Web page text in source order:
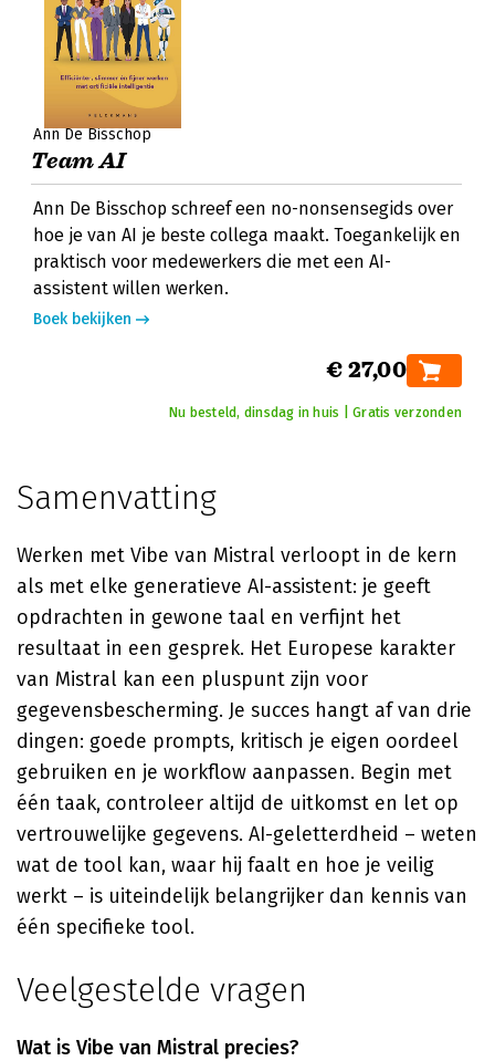
Ann De Bisschop
Team AI
Ann De Bisschop schreef een no-nonsensegids over
hoe je van AI je beste collega maakt. Toegankelijk en
praktisch voor medewerkers die met een AI-
assistent willen werken.
Boek bekijken
€ 27,00
Nu besteld, dinsdag in huis | Gratis verzonden
Samenvatting
Werken met Vibe van Mistral verloopt in de kern
als met elke generatieve AI-assistent: je geeft
opdrachten in gewone taal en verfijnt het
resultaat in een gesprek. Het Europese karakter
van Mistral kan een pluspunt zijn voor
gegevensbescherming. Je succes hangt af van drie
dingen: goede prompts, kritisch je eigen oordeel
gebruiken en je workflow aanpassen. Begin met
één taak, controleer altijd de uitkomst en let op
vertrouwelijke gegevens. AI-geletterdheid – weten
wat de tool kan, waar hij faalt en hoe je veilig
werkt – is uiteindelijk belangrijker dan kennis van
één specifieke tool.
Veelgestelde vragen
Wat is Vibe van Mistral precies?